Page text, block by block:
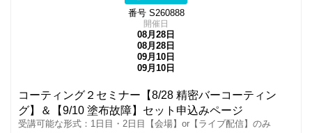
番号 S260888
開催日
08月28日
08月28日
09月10日
09月10日
コーティング２セミナー【8/28 精密バーコーティン
グ】＆【9/10 塗布故障】セット申込みページ
受講可能な形式：1日目・2日目【会場】or【ライブ配信】のみ